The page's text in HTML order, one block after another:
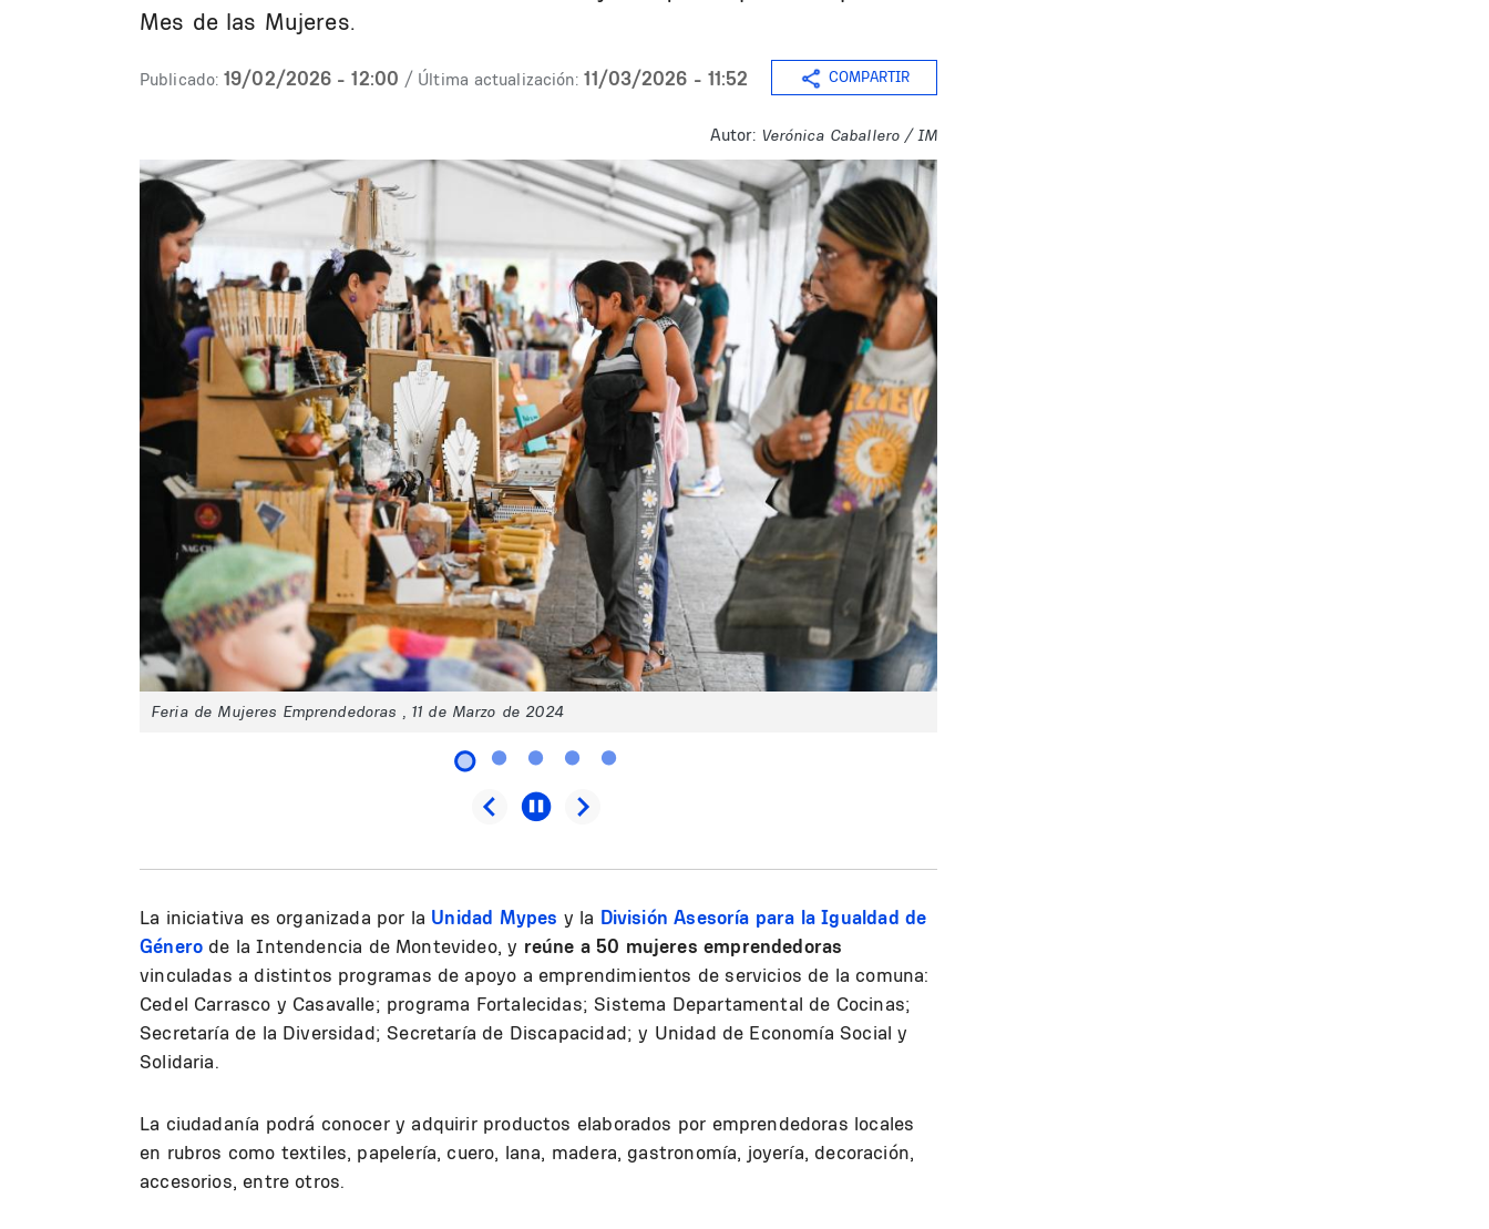
Mes de las Mujeres.
Publicado: 19/02/2026 - 12:00 / Última actualización: 11/03/2026 - 11:52 COMPARTIR
Autor: Verónica Caballero / IM
Feria de Mujeres Emprendedoras , 11 de Marzo de 2024
La iniciativa es organizada por la Unidad Mypes y la División Asesoría para la Igualdad de
Género de la Intendencia de Montevideo, y reúne a 50 mujeres emprendedoras
vinculadas a distintos programas de apoyo a emprendimientos de servicios de la comuna:
Cedel Carrasco y Casavalle; programa Fortalecidas; Sistema Departamental de Cocinas;
Secretaría de la Diversidad; Secretaría de Discapacidad; y Unidad de Economía Social y
Solidaria.
La ciudadanía podrá conocer y adquirir productos elaborados por emprendedoras locales
en rubros como textiles, papelería, cuero, lana, madera, gastronomía, joyería, decoración,
accesorios, entre otros.